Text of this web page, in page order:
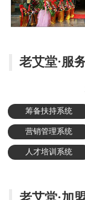
老艾堂·服
筹备扶持系统
营销管理系统
人才培训系统